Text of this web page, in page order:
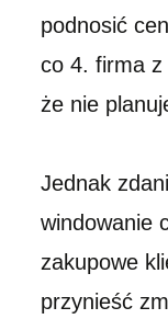
podnosić
co 4. firma z
że nie
Jednak
windowanie
zakupowe
przynieść